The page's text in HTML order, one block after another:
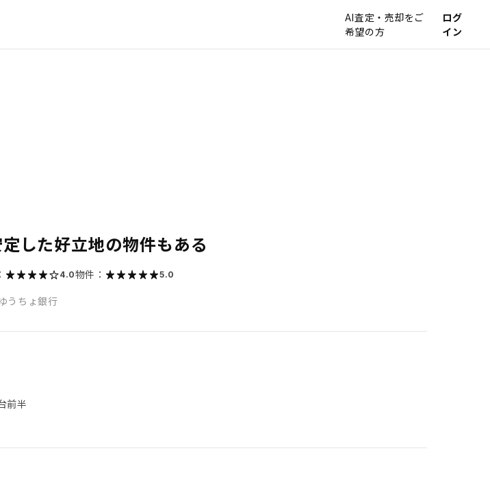
AI査定・売却をご
希望の方
ログ
イン
した好立地の物件もある
4.0物件： 5.0
うちょ銀行
前半